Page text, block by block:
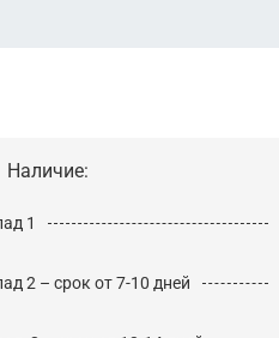
Наличие:
1
2 – срок от 7-10 дней